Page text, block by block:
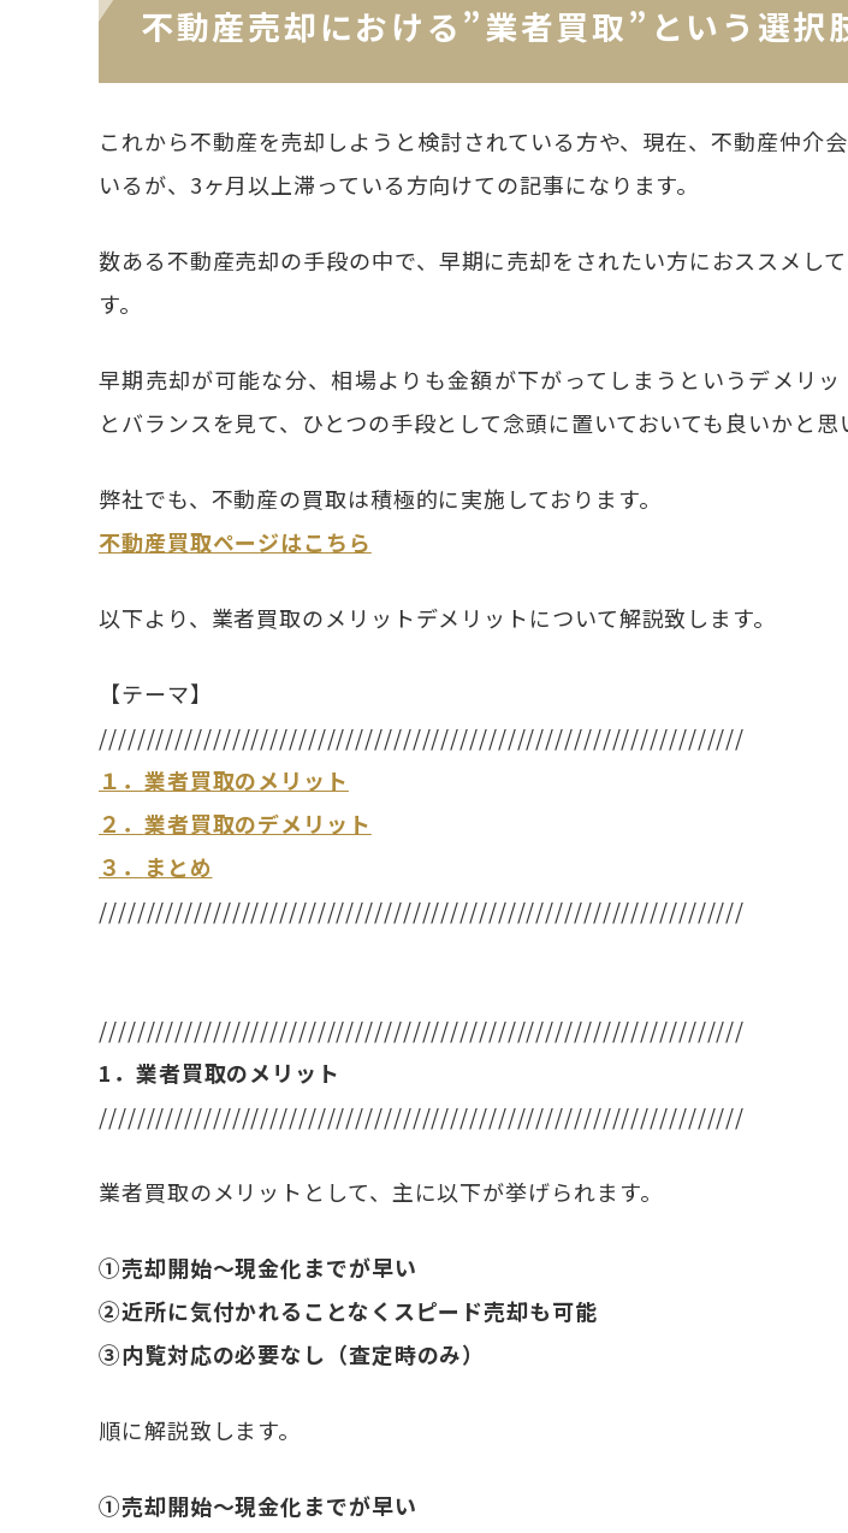
不動産売却における”業者買取”という選択
これから不動産を売却しようと検討されている方や、現在、不動産仲介
いるが、3ヶ月以上滞っている方向けての記事になります。
数ある不動産売却の手段の中で、早期に売却をされたい方におススメし
す。
早期売却が可能な分、相場よりも金額が下がってしまうというデメリ
とバランスを見て、ひとつの手段として念頭に置いておいても良いかと思
弊社でも、不動産の買取は積極的に実施しております。
不動産買取ページはこちら
以下より、業者買取のメリットデメリットについて解説致します。
【テーマ】
////////////////////////////////////////////////////////////////////
１． 業者買取のメリット
２． 業者買取のデメリット
３． まとめ
////////////////////////////////////////////////////////////////////
////////////////////////////////////////////////////////////////////
1．業者買取のメリット
////////////////////////////////////////////////////////////////////
業者買取のメリットとして、主に以下が挙げられます。
①売却開始～現金化までが早い
②近所に気付かれることなくスピード売却も可能
③内覧対応の必要なし（査定時のみ）
順に解説致します。
①売却開始～現金化までが早い